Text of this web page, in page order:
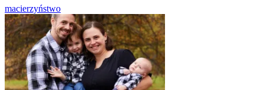
macierzyństwo